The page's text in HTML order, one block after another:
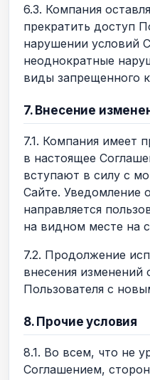
6.3. Компания
прекратить доступ
нарушении условий
неоднократные
виды запрещенного
7. Внесение
7.1. Компания имеет
в настоящее
вступают в силу с
Сайте. Уведомление
направляется
на видном месте на
7.2. Продолжение
внесения изменений
Пользователя с
8. Прочие условия
8.1. Во всем, что не
Соглашением,